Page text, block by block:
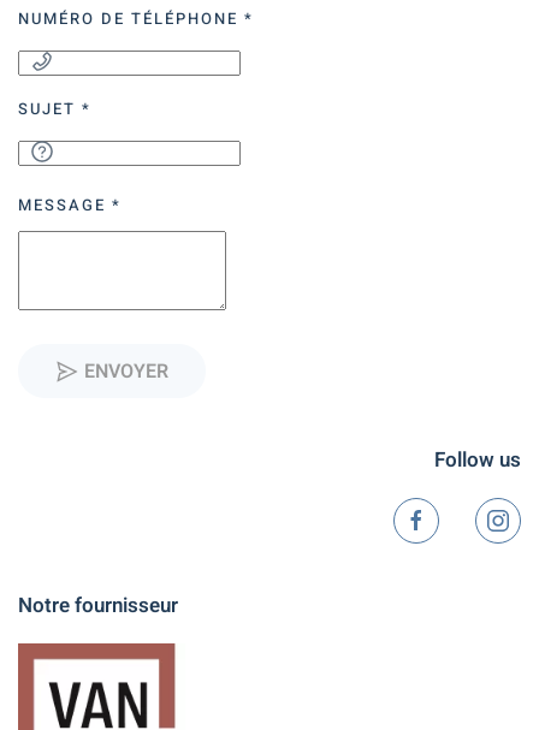
NUMÉRO DE TÉLÉPHONE *
SUJET *
MESSAGE *
ENVOYER
Follow us
Notre fournisseur